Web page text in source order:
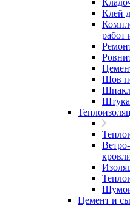
Клей
работ
Шов
Цемент и